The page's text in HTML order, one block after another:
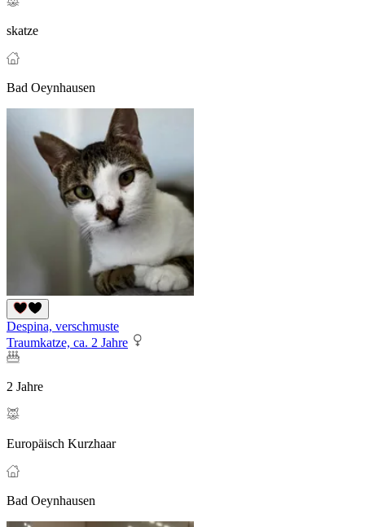
skatze
Bad Oeynhausen
Despina, verschmuste
Traumkatze, ca. 2 Jahre
2 Jahre
Europäisch Kurzhaar
Bad Oeynhausen